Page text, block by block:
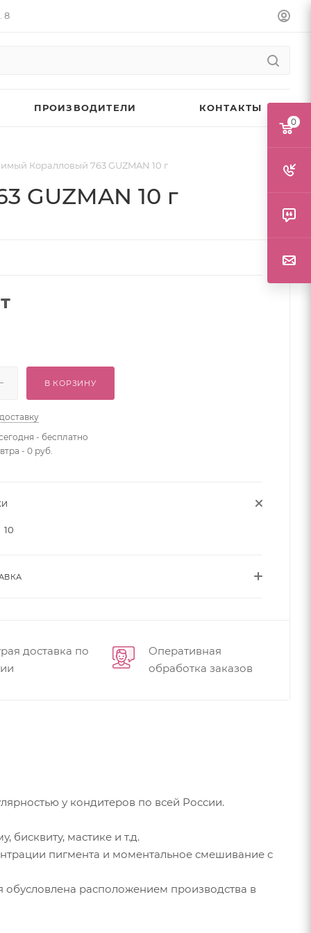
8
ПРОИЗВОДИТЕЛИ КОНТАКТЫ
Коралловый 763 GUZMAN 10 г
GUZMAN 10 г
В КОРЗИНУ
- бесплатно
- 0 руб.
10
доставка по
Оперативная
обработка заказов
у кондитеров по всей России.
бисквиту, мастике и т.д.
пигмента и моментальное смешивание с
обусловлена расположением производства в
0